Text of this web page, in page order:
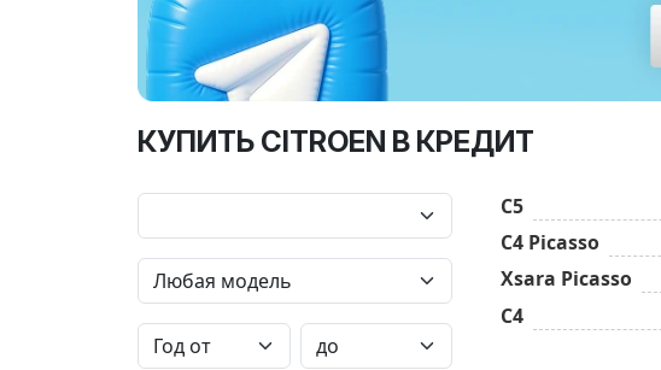
КУПИТЬ CITROEN В КРЕДИТ
C5
C4 Picasso
Xsara Picasso
C4